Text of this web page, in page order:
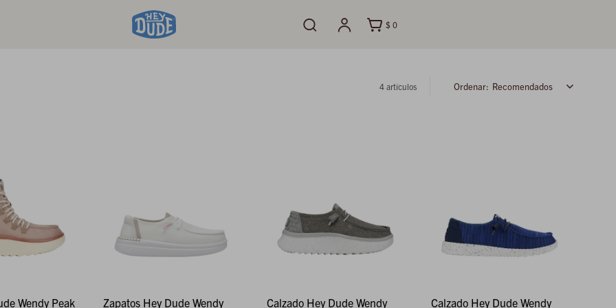
$ 0
4 artículos Recomendados
Wendy Peak Zapatos Hey Dude Wendy Calzado Hey Dude Wendy Calzado Hey Dude Wendy